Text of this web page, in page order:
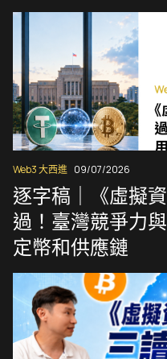
Web3 大西進 09/07/2026
逐字稿｜《虛擬
過！臺灣競爭力
定幣和供應鏈